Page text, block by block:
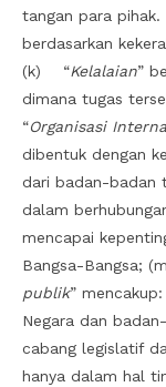
tangan para
berdasarkan
(k) “Kelalaian”
dimana tugas
“Organisasi
dibentuk dengan
dari badan-badan
dalam
mencapai
Bangsa-Bangsa;
publik”
Negara dan
cabang legislatif
hanya dalam hal